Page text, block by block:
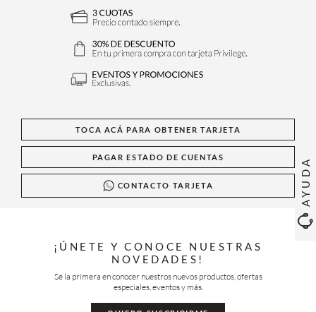
AYUDA
TOCA ACÁ PARA OBTENER TARJETA
PAGAR ESTADO DE CUENTAS
CONTACTO TARJETA
¡ÚNETE Y CONOCE NUESTRAS
NOVEDADES!
Sé la primera en conocer nuestros nuevos productos, ofertas
especiales, eventos y más.